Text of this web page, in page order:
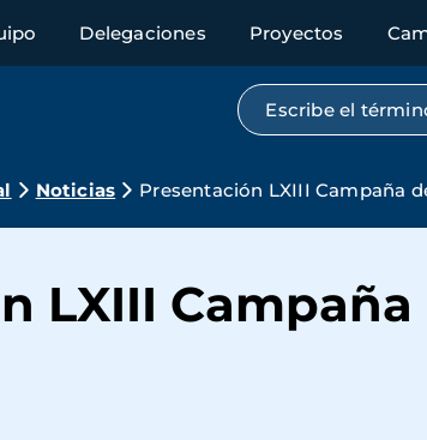
Delegaciones Proyectos
Búsqueda por
Noticias Presentación LXIII Campaña
LXIII